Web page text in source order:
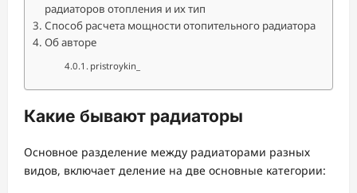
радиаторов отопления и их тип
Способ расчета мощности отопительного радиатора
Об авторе
pristroykin_
Какие бывают радиаторы
Основное разделение между радиаторами разных
видов, включает деление на две основные категории: